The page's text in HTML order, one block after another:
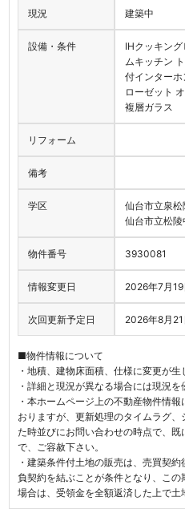
現況 建築中
設備・条件
IHクッキン
ムキッチン
付インター
ローゼット
複層ガラス
リフォーム
備考
学区
仙台市立泉
仙台市立松
物件番号 3930081
情報変更日 2026年7月19
次回更新予定日 2026年8月21
■物件情報について
・地積、建物床面積、仕様に変更が生
・詳細と現況が異なる場合には現況を
・本ホームページ上の不動産物件情
おりますが、更新処理のタイムラグ
た時並びにお問い合わせの時点で、
で、ご容赦下さい。
・建築条件付土地の販売は、売買契
負契約を結ぶことが条件となり、こ
場合は、受領金を全額返済した上で土